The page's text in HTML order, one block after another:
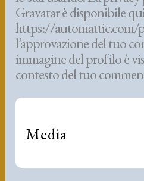
Gravatar è disponibile
https://automattic.com/
l’approvazione del tuo
immagine del profilo è
contesto del tuo
Media